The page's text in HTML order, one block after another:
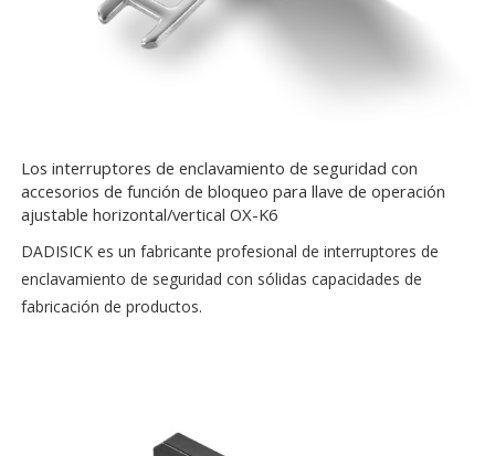
Los interruptores de enclavamiento de seguridad con
accesorios de función de bloqueo para llave de operación
ajustable horizontal/vertical OX-K6
DADISICK es un fabricante profesional de interruptores de
enclavamiento de seguridad con sólidas capacidades de
fabricación de productos.